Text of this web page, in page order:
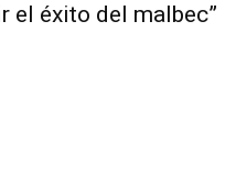
el éxito del malbec”